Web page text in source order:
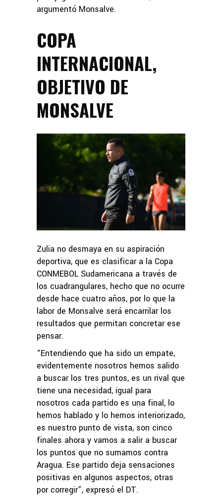
argumentó Monsalve.
COPA
INTERNACIONAL,
OBJETIVO DE
MONSALVE
Zulia no desmaya en su aspiración
deportiva, que es clasificar a la Copa
CONMEBOL Sudamericana a través de
los cuadrangulares, hecho que no ocurre
desde hace cuatro años, por lo que la
labor de Monsalve será encarrilar los
resultados que permitan concretar ese
pensar.
“Entendiendo que ha sido un empate,
evidentemente nosotros hemos salido
a buscar los tres puntos, es un rival que
tiene una necesidad, igual para
nosotros cada partido es una final, lo
hemos hablado y lo hemos interiorizado,
es nuestro punto de vista, son cinco
finales ahora y vamos a salir a buscar
los puntos que no sumamos contra
Aragua. Ese partido deja sensaciones
positivas en algunos aspectos, otras
por corregir”, expresó el DT.